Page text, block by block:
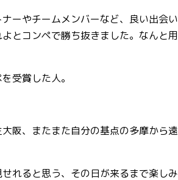
ーやチームメンバーなど、良い出会い
とコンペで勝ち抜きました。なんと用
受賞した人。
阪、またまた自分の基点の多摩から遠
れると思う、その日が来るまで楽しみ